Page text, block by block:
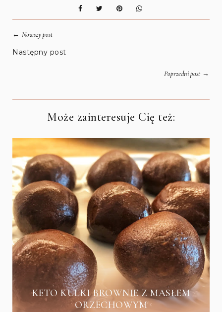
←Nowszy post
Następny post
Poprzedni post→
Może zainteresuje Cię też:
KETO KULKI BROWNIE Z MASŁEM
ORZECHOWYM